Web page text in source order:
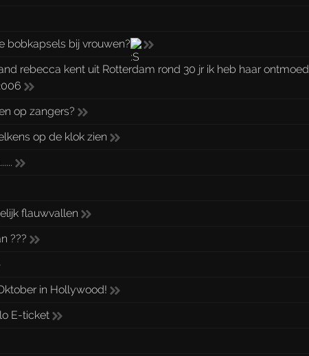
bobkapsels bij vrouwen?
rebecca kent uit Rotterdam rond 30 jr ik heb haar ontmoed
op zangers?
op de klok zien
flauwvallen
???
in Hollywood!
E-ticket